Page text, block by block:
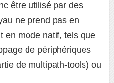
être utilisé par des
ne prend pas en
en mode natif, tels que
de périphériques
de multipath-tools) ou